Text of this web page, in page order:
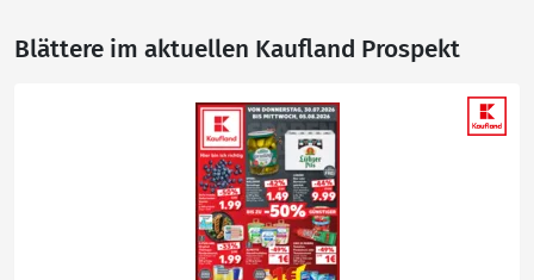
Blättere im aktuellen Kaufland Prospekt